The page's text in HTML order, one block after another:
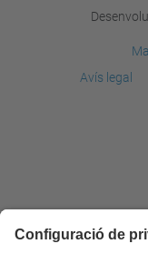
Avís legal